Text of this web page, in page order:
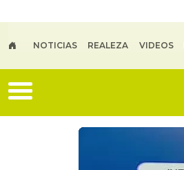
NOTICIAS REALEZA VIDEOS